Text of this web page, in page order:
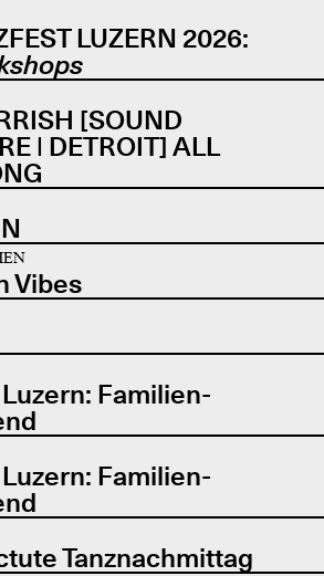
LUZERN 2026:
[SOUND
| DETROIT] ALL
Vibes
Familien-
Familien-
Tanznachmittag